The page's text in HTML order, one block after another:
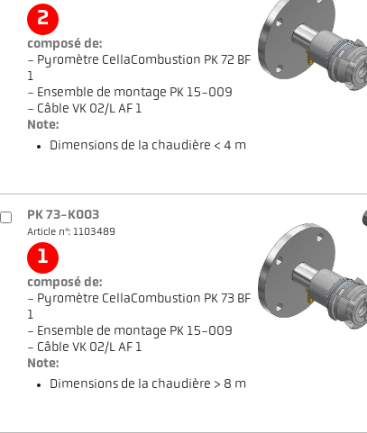
2
composé de:
- Pyromètre CellaCombustion PK 72 BF
1
- Ensemble de montage PK 15-009
- Câble VK 02/L AF 1
Note:
Dimensions de la chaudière < 4 m
PK 73-K003
Article n°: 1103489
1
composé de:
- Pyromètre CellaCombustion PK 73 BF
1
- Ensemble de montage PK 15-009
- Câble VK 02/L AF 1
Note:
Dimensions de la chaudière > 8 m